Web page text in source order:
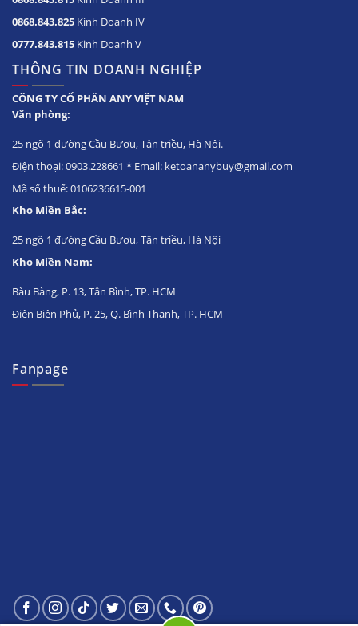
0868.843.825 Kinh Doanh IV
0777.843.815 Kinh Doanh V
THÔNG TIN DOANH NGHIỆP
CÔNG TY CỔ PHẦN ANY VIỆT NAM
Văn phòng:
25 ngõ 1 đường Cầu Bươu, Tân triều, Hà Nội.
Điện thoại: 0903.228661 * Email: ketoananybuy@gmail.com
Mã số thuế: 0106236615-001
Kho Miền Bắc:
25 ngõ 1 đường Cầu Bươu, Tân triều, Hà Nội
Kho Miền Nam:
Bàu Bàng, P. 13, Tân Bình, TP. HCM
Điện Biên Phủ, P. 25, Q. Bình Thạnh, TP. HCM
Fanpage